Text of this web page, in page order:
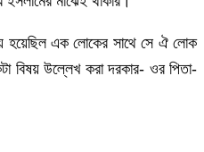
হয়েছিল এক লোকের সাথে সে ঐ লোক
বিষয় উল্লেখ করা দরকার- ওর পিতা-